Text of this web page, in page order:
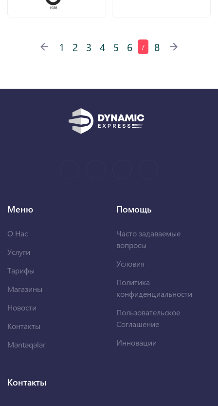
1 2 3 4 5 6 7 8
Меню
О Нас
Услуги
Тарифы
Магазины
Новости
Контакты
Məntəqələr
Помощь
Часто задаваемые
вопросы
Условия
Политика
конфиденциальности
Пользовательское
Соглашение
Инновации
Контакты